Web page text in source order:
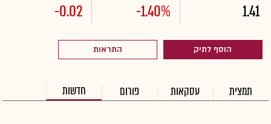
1.41
-1.40%
-0.02
הוסף לתיק התראות
תמצית עסקאות פורום חדשות